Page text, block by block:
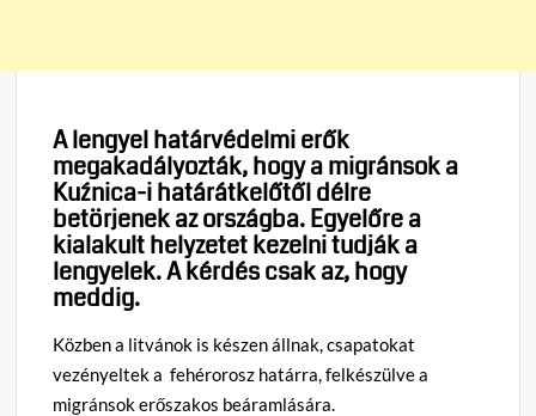
A lengyel határvédelmi erők
megakadályozták, hogy a migránsok a
Kuźnica-i határátkelőtől délre
betörjenek az országba. Egyelőre a
kialakult helyzetet kezelni tudják a
lengyelek. A kérdés csak az, hogy
meddig.
Közben a litvánok is készen állnak, csapatokat
vezényeltek a fehérorosz határra, felkészülve a
migránsok erőszakos beáramlására.